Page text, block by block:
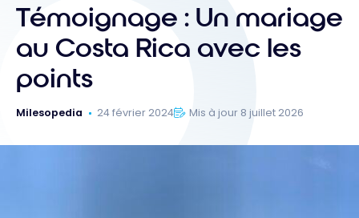
Témoignage : Un mariage
au Costa Rica avec les
points
Milesopedia 24 février 2024 Mis à jour 8 juillet 2026